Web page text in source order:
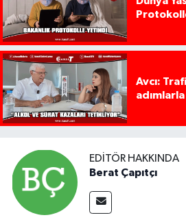
Avcı:
EDITÖR HAKKINDA
Berat Çapıtçı